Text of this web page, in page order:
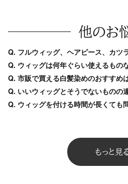
他のお
Q. フルウィッグ、ヘアピース、カツ
Q. ウィッグは何年ぐらい使えるもの
Q. 市販で買える白髪染めのおすすめ
Q. いいウィッグとそうでないものの
Q. ウィッグを付ける時間が長くても
もっと見